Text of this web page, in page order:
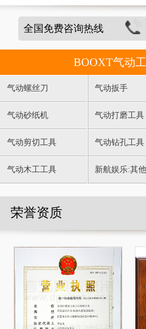
全国免费咨询热线
BOOXT气动
气动螺丝刀 气动扳手
气动砂纸机 气动打磨工具
气动剪切工具 气动钻孔工具
气动木工工具 新航娱乐:其
具和附件
荣誉资质